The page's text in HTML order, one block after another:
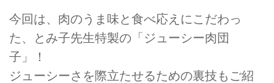
今回は、肉のうま味と食べ応えにこだわっ
た、とみ子先生特製の「ジューシー肉団
子」！
ジューシーさを際立たせるための裏技もご紹